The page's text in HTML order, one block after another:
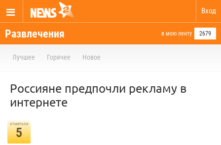
Вход
Развлечения в мою ленту 2679
Лучшее Горячее Новое
Россияне предпочли рекламу в
интернете
отметили
5